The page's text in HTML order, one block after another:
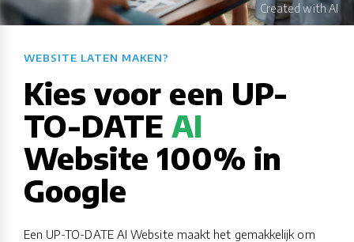
WEBSITE LATEN MAKEN?​​​​​​​​​​​​​​
Kies voor een UP-
TO-DATE AI
Website 100% in
Google
Een UP-TO-DATE AI Website maakt het gemakkelijk om